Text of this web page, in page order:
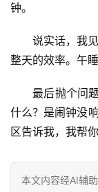
钟。
说实话，我
整天的效率。午
最后抛个问
什么？是闹钟没
区告诉我，我帮
本文内容经AI辅